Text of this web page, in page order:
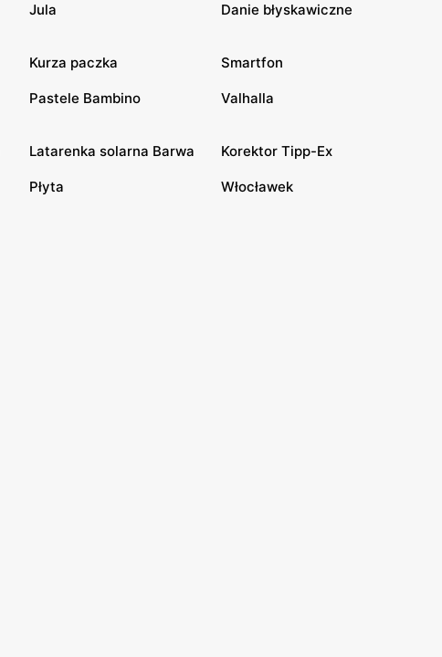
Jula Danie błyskawiczne
Kurza paczka Smartfon
Pastele Bambino Valhalla
Latarenka solarna Barwa Korektor Tipp-Ex
Płyta Włocławek